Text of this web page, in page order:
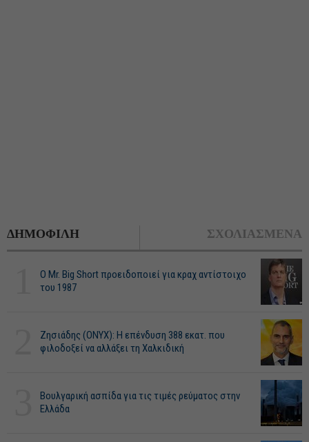
ΔΗΜΟΦΙΛΗ ΣΧΟΛΙΑΣΜΕΝΑ
O Mr. Big Short προειδοποιεί για κραχ αντίστοιχο
του 1987
Ζησιάδης (ONYX): Η επένδυση 388 εκατ. που
φιλοδοξεί να αλλάξει τη Χαλκιδική
Βουλγαρική ασπίδα για τις τιμές ρεύματος στην
Ελλάδα